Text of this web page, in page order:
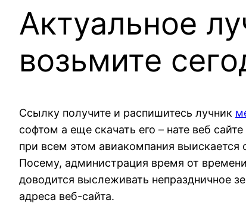
Актуальное
возьмите
Ссылку получите и распишитесь лучник
софтом а еще скачать его – нате веб
при всем этом авиакомпания
Посему, администрация время от
доводится выслеживать непраздничное
адреса веб-сайта.